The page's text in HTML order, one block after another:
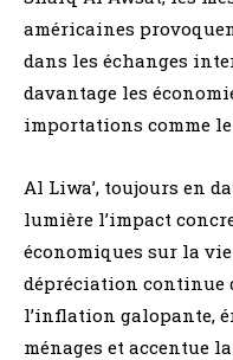
américaines
dans les échanges
davantage les
importations comme
Al Liwa’, toujours en
lumière l’impact
économiques sur la
dépréciation continue
l’inflation galopante,
ménages et accentue